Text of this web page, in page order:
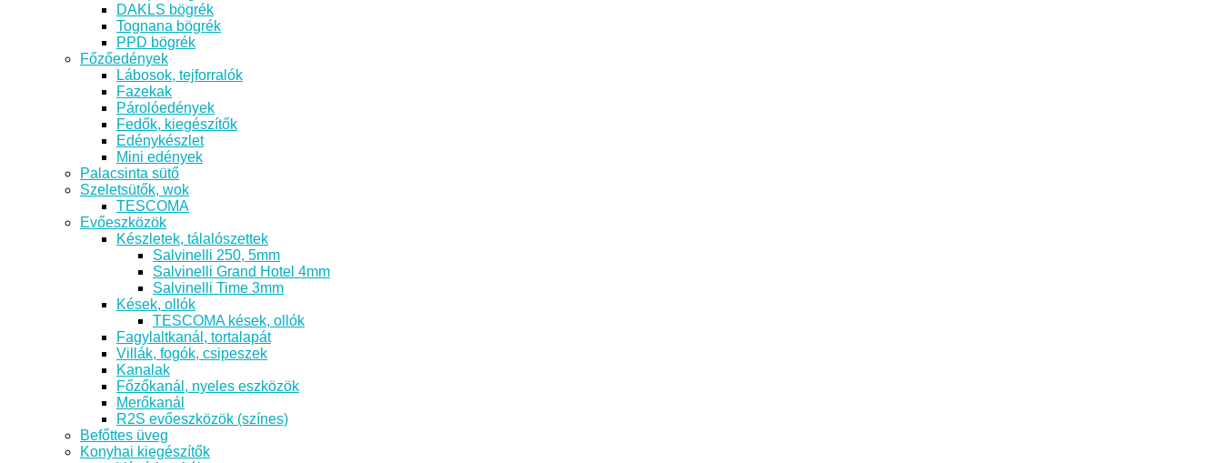
DAKLS bögrék
Tognana bögrék
PPD bögrék
Főzőedények
Lábosok, tejforralók
Fazekak
Párolóedények
Fedők, kiegészítők
Edénykészlet
Mini edények
Palacsinta sütő
Szeletsütők, wok
TESCOMA
Evőeszközök
Készletek, tálalószettek
Salvinelli 250, 5mm
Salvinelli Grand Hotel 4mm
Salvinelli Time 3mm
Kések, ollók
TESCOMA kések, ollók
Fagylaltkanál, tortalapát
Villák, fogók, csipeszek
Kanalak
Főzőkanál, nyeles eszközök
Merőkanál
R2S evőeszközök (színes)
Befőttes üveg
Konyhai kiegészítők